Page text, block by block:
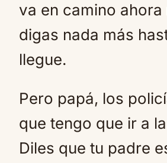
va en camino
digas nada más
llegue.
Pero papá, los
que tengo que ir a
Diles que tu padre